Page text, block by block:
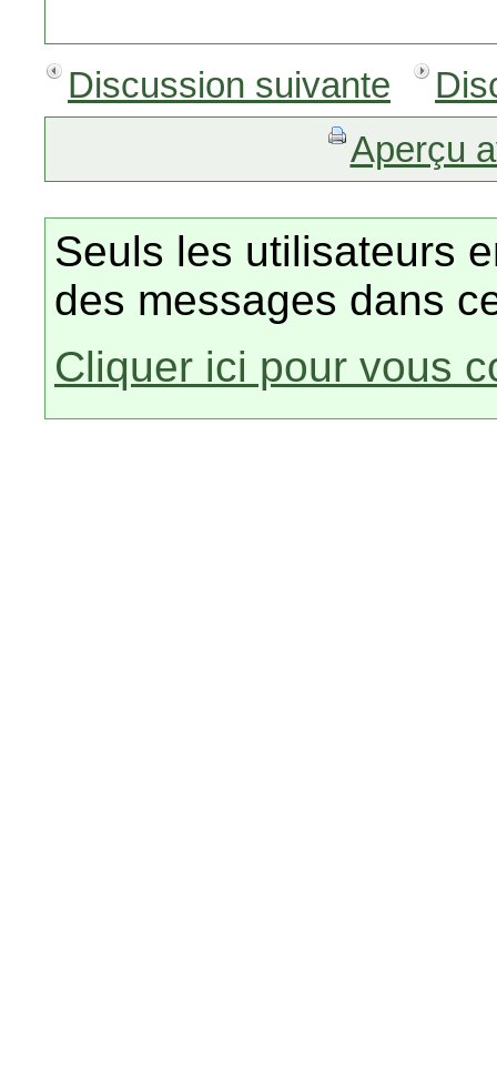
Discussion suivante
Aperçu
Seuls les utilisateurs
des messages dans
Cliquer ici pour vous